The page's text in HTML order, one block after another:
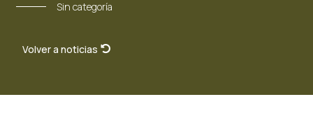
Sin categoría
Volver a noticias